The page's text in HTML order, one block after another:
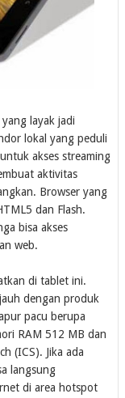
layak jadi
lokal yang peduli
akses streaming
aktivitas
Browser yang
dan Flash.
bisa akses
web.
di tablet ini.
dengan produk
pacu berupa
RAM 512 MB dan
(ICS). Jika ada
langsung
di area hotspot